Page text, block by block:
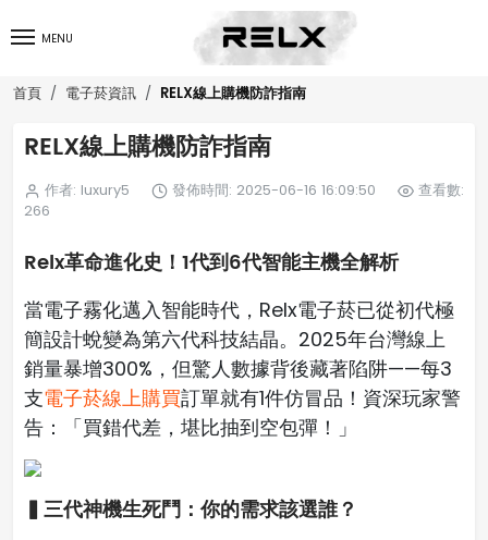
MENU
首頁 電子菸資訊 RELX線上購機防詐指南
RELX線上購機防詐指南
作者: luxury5 發佈時間: 2025-06-16 16:09:50
查看數:
266
Relx革命進化史！1代到6代智能主機全解析
當電子霧化邁入智能時代，Relx電子菸已從初代極
簡設計蛻變為第六代科技結晶。2025年台灣線上
銷量暴增300%，但驚人數據背後藏著陷阱——每3
支電子菸線上購買訂單就有1件仿冒品！資深玩家警
告：「買錯代差，堪比抽到空包彈！」
▍三代神機生死鬥：你的需求該選誰？